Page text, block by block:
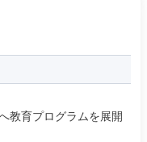
教育プログラムを展開